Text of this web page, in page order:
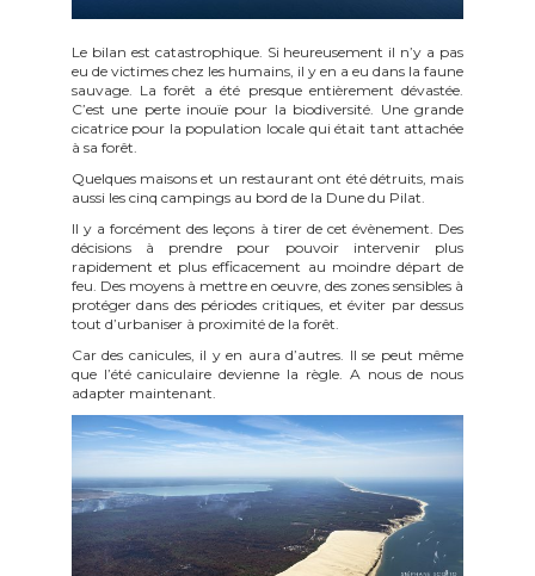
Le bilan est catastrophique. Si heureusement il n’y a pas
eu de victimes chez les humains, il y en a eu dans la faune
sauvage. La forêt a été presque entièrement dévastée.
C’est une perte inouïe pour la biodiversité. Une grande
cicatrice pour la population locale qui était tant attachée
à sa forêt.
Quelques maisons et un restaurant ont été détruits, mais
aussi les cinq campings au bord de la Dune du Pilat.
Il y a forcément des leçons à tirer de cet évènement. Des
décisions à prendre pour pouvoir intervenir plus
rapidement et plus efficacement au moindre départ de
feu. Des moyens à mettre en oeuvre, des zones sensibles à
protéger dans des périodes critiques, et éviter par dessus
tout d’urbaniser à proximité de la forêt.
Car des canicules, il y en aura d’autres. Il se peut même
que l’été caniculaire devienne la règle. A nous de nous
adapter maintenant.